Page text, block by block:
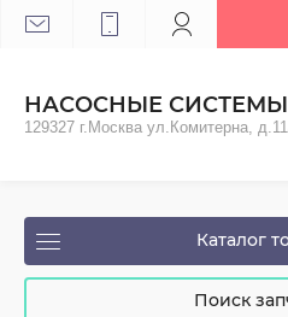
НАСОСНЫЕ СИСТЕМЫ
129327 г.Москва ул.Комитерна,
Каталог
Поиск